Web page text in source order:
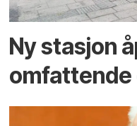
Ny stasjon
omfattende